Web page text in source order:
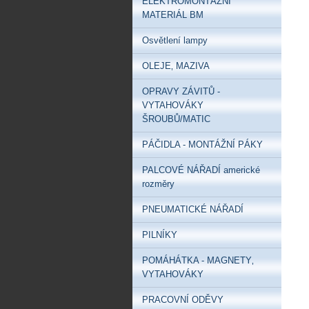
MATERIÁL BM
Osvětlení lampy
OLEJE‚ MAZIVA
OPRAVY ZÁVITŮ -
VYTAHOVÁKY
ŠROUBŮ/MATIC
PÁČIDLA - MONTÁŽNÍ PÁKY
PALCOVÉ NÁŘADÍ americké
rozměry
PNEUMATICKÉ NÁŘADÍ
PILNÍKY
POMÁHÁTKA - MAGNETY‚
VYTAHOVÁKY
PRACOVNÍ ODĚVY